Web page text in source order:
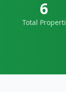
6
Total Properti